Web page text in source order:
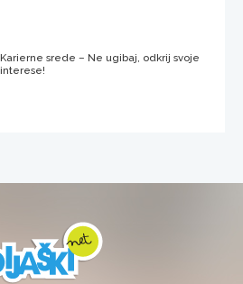
Karierne srede – Ne ugibaj, odkrij svoje
interese!